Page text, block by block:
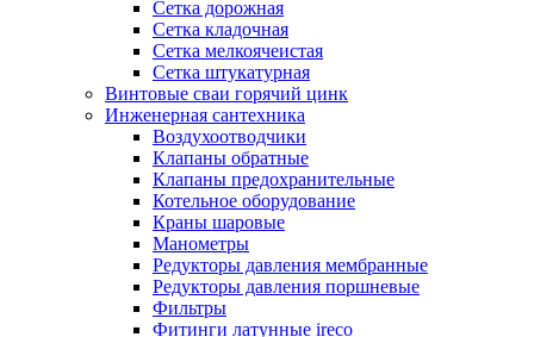
Сетка дорожная
Сетка кладочная
Сетка мелкоячеистая
Сетка штукатурная
Винтовые сваи горячий цинк
Инженерная сантехника
Воздухоотводчики
Клапаны обратные
Клапаны предохранительные
Котельное оборудование
Краны шаровые
Манометры
Редукторы давления мембранные
Редукторы давления поршневые
Фильтры
Фитинги латунные ireco